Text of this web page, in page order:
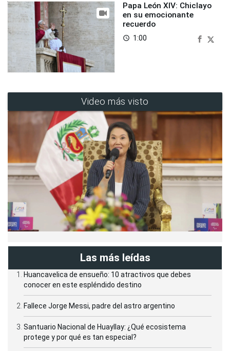
Papa León XIV: Chiclayo
en su emocionante
recuerdo
access_time 1:00
Video más visto
Las más leídas
Huancavelica de ensueño: 10 atractivos que debes
conocer en este espléndido destino
Fallece Jorge Messi, padre del astro argentino
Santuario Nacional de Huayllay: ¿Qué ecosistema
protege y por qué es tan especial?